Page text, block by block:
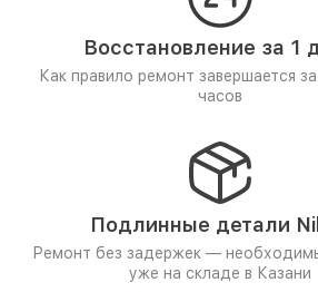
Восстановление за 1
Как правило ремонт завершается
часов
Подлинные детали
Ремонт без задержек —
уже на складе в Казани